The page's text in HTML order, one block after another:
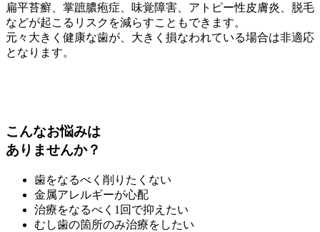
扁平苔癬、掌蹠膿疱症、味覚障害、アトピー性皮膚炎、脱毛
などが起こるリスクを減らすこともできます。
元々大きく健康な歯が、大きく損なわれている場合は非適応
となります。
こんなお悩みは
ありませんか？
歯をなるべく削りたくない
金属アレルギーが心配
治療をなるべく1回で抑えたい
むし歯の箇所のみ治療をしたい